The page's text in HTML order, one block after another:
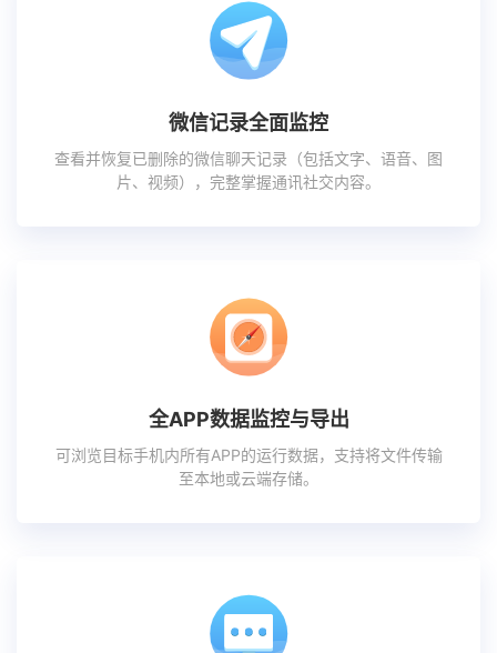
微信记录全面监控
查看并恢复已删除的微信聊天记录（包括文字、语音、图
片、视频），完整掌握通讯社交内容。
全APP数据监控与导出
可浏览目标手机内所有APP的运行数据，支持将文件传输
至本地或云端存储。